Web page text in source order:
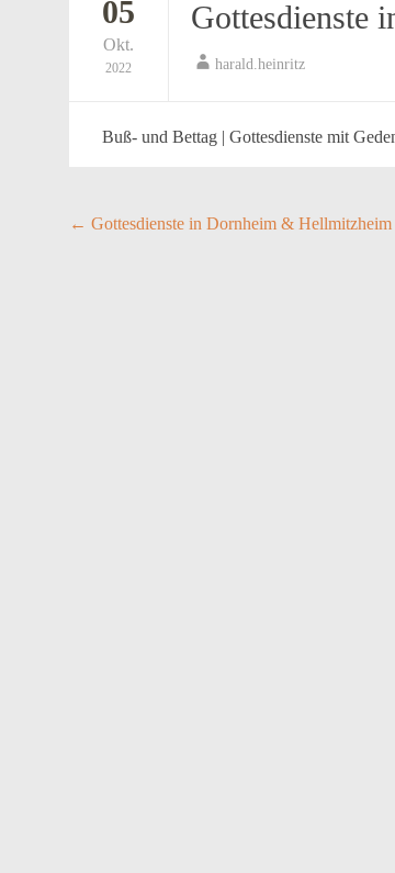
05
Okt.
2022
Gottesdienste
harald.heinritz
Buß- und Bettag | Gottesdienste mit
Post
← Gottesdienste in Dornheim & Hellmitzheim